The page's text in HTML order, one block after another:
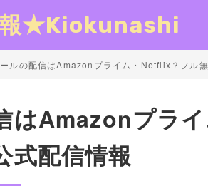
報★Kiokunashi
ルの配信はAmazonプライム・Netflix？フル
はAmazonプラ
式配信情報